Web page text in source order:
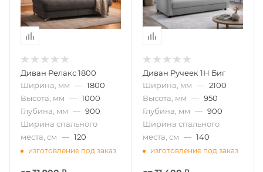
Диван Релакс 1800
Ширина, мм — 1800
Высота, мм — 1000
Глубина, мм — 900
Ширина спального
места, см — 120
изготовление под заказ
Диван Ручеек 1Н Биг
Ширина, мм — 2100
Высота, мм — 950
Глубина, мм — 900
Ширина спального
места, см — 140
изготовление под заказ